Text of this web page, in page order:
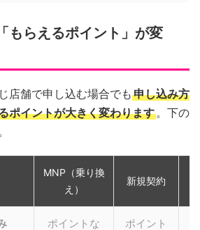
もらえるポイント」が変
店舗で申し込む場合でも 申し込み方
ポイントが大きく変わります。下の
MNP（乗り換
え）
新規契約
ポイントな
ポイント